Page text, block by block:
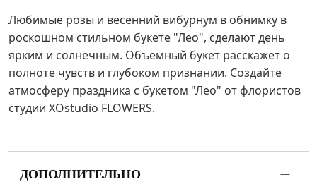
Любимые розы и весенний вибурнум в обнимку в
роскошном стильном букете "Лео", сделают день
ярким и солнечным. Объемный букет расскажет о
полноте чувств и глубоком признании. Создайте
атмосферу праздника с букетом "Лео" от флористов
студии XОstudio FLOWERS.
ДОПОЛНИТЕЛЬНО